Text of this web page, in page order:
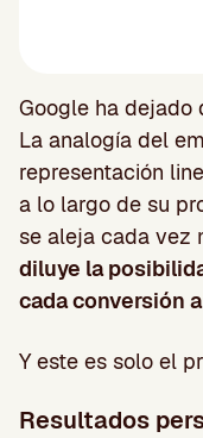
Google ha dejado
La analogía del
representación
a lo largo de su
se aleja cada vez
diluye la
cada conversión
Y este es solo el
Resultados